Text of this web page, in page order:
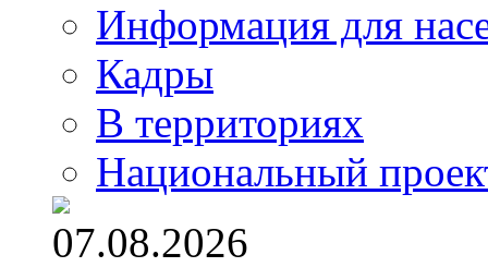
Информация для
Кадры
В территориях
Национальный
07.08.2026